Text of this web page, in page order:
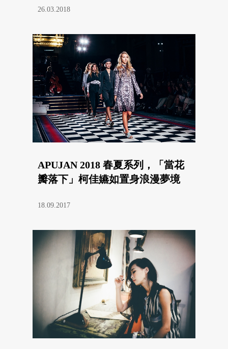
26.03.2018
APUJAN 2018 春夏系列，「當花
瓣落下」柯佳嬿如置身浪漫夢境
18.09.2017